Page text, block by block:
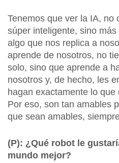
Tenemos que ver la IA, no
súper inteligente, sino
algo que nos replica a
aprende de nosotros, no
solo, sino que aprende a
nosotros y, de hecho, les
hagan exactamente lo
Por eso, son tan amables
que sean amables,
(P): ¿Qué robot le
mundo mejor?